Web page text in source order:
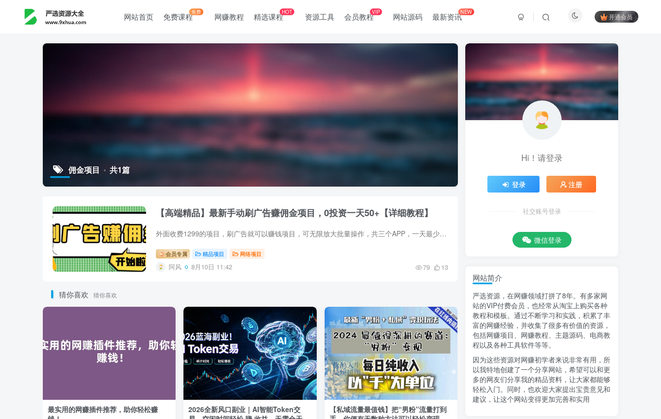
网站首页 免费课程免费 网赚教程 精选课程HOT 资源工具 会员教程VIP 网站源码 最新资讯NEW
开通会员
佣金项目 共1篇
【高端精品】最新手动刷广告赚佣金项目，0投资一天50+【详细教程】￼
外面收费1299的项目，刷广告就可以赚钱项目，可无限放大批量操作，共三个APP，一天最少30+，多号多得， 金 […]
会员专属 精品项目 网络项目
阿风 8月10日 11:42 79 13
猜你喜欢 猜你喜欢
最实用的网赚插件推荐，助你轻松赚
2026全新风口副业｜AI智能Token交
【私域流量最值钱】把“男粉”流量打到
Hi！请登录
登录 注册
社交账号登录
微信登录
网站简介
严选资源，在网赚领域打拼了8年。有多家网
站的VIP付费会员，也经常从淘宝上购买各种
教程和模板。通过不断学习和实践，积累了丰
富的网赚经验，并收集了很多有价值的资源，
包括网赚项目、网赚教程、主题源码、电商教
程以及各种工具软件等等。
因为这些资源对网赚初学者来说非常有用，所
以我特地创建了一个分享网站，希望可以和更
多的网友们分享我的精品资料，让大家都能够
轻松入门。同时，也欢迎大家提出宝贵意见和
建议，让这个网站变得更加完善和实用